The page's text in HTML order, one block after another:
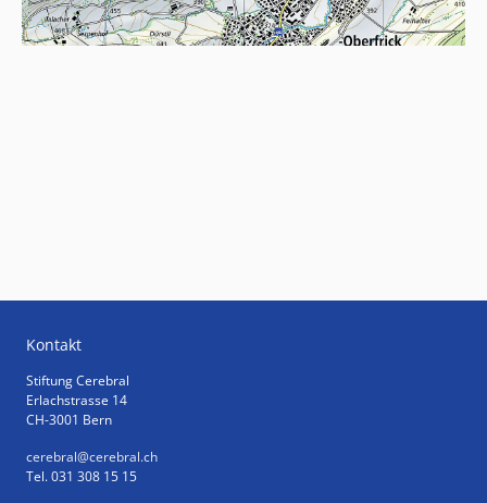
Kontakt
Stiftung Cerebral
Erlachstrasse 14
CH-3001 Bern
cerebral@cerebral.ch
Tel. 031 308 15 15